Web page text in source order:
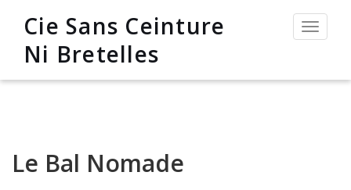
Cie Sans Ceinture
Ni Bretelles
Le Bal Nomade